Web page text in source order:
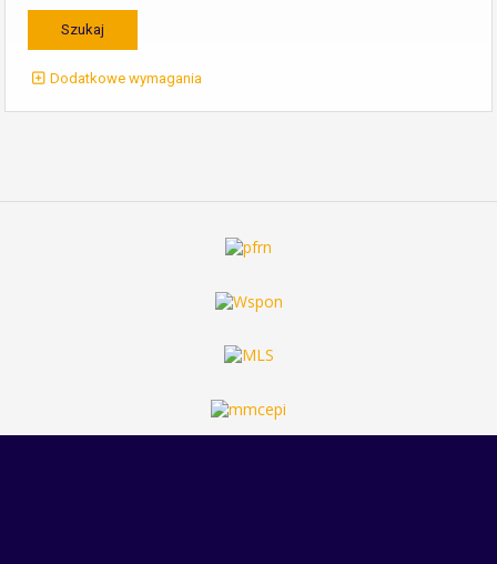
Dodatkowe wymagania